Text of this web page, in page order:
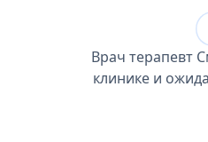
Врач терапевт
клинике и